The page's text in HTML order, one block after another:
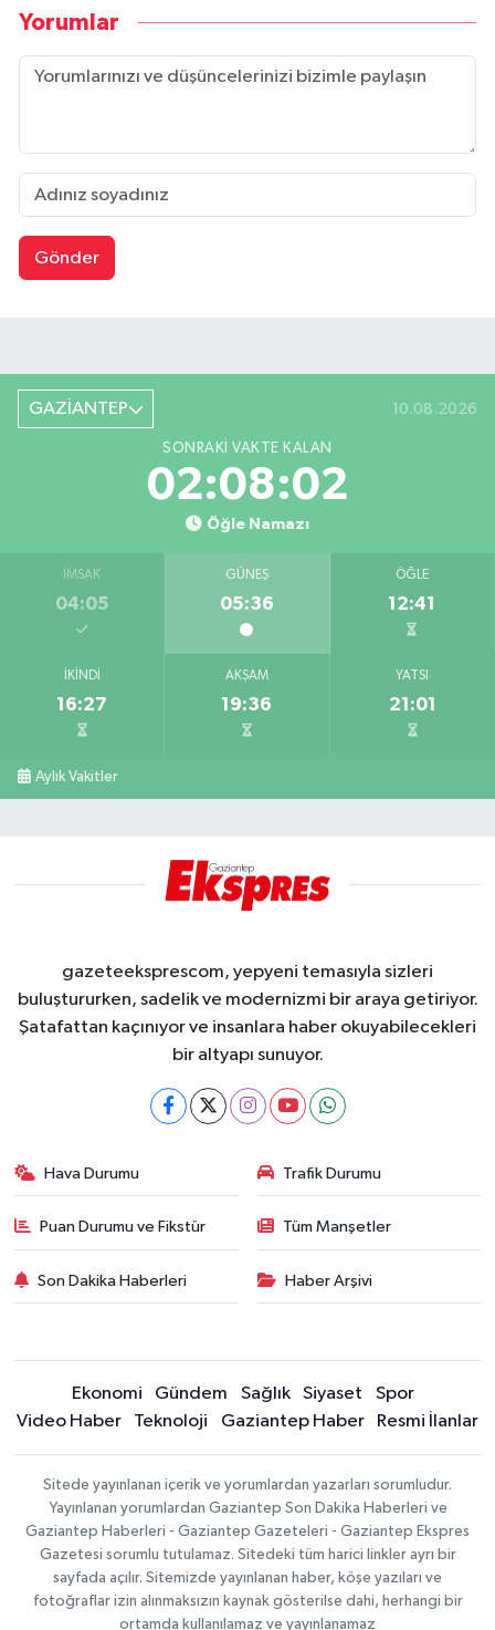
Yorumlar
Gönder
GAZİANTEP 10.08.2026
SONRAKI VAKTE KALAN
02:08:01
Öğle Namazı
İMSAK
04:05
GÜNEŞ
05:36
ÖĞLE
12:41
İKINDI
16:27
AKŞAM
19:36
YATSI
21:01
Aylık Vakitler
gazeteeksprescom, yepyeni temasıyla sizleri
buluştururken, sadelik ve modernizmi bir araya getiriyor.
Şatafattan kaçınıyor ve insanlara haber okuyabilecekleri
bir altyapı sunuyor.
Hava Durumu Trafik Durumu
Puan Durumu ve Fikstür Tüm Manşetler
Son Dakika Haberleri Haber Arşivi
Ekonomi Gündem Sağlık Siyaset
Spor
Video Haber
Teknoloji Gaziantep Haber Resmi İlanlar
Sitede yayınlanan içerik ve yorumlardan yazarları sorumludur.
Yayınlanan yorumlardan Gaziantep Son Dakika Haberleri ve
Gaziantep Haberleri - Gaziantep Gazeteleri - Gaziantep Ekspres
Gazetesi sorumlu tutulamaz. Sitedeki tüm harici linkler ayrı bir
sayfada açılır. Sitemizde yayınlanan haber, köşe yazıları ve
fotoğraflar izin alınmaksızın kaynak gösterilse dahi, herhangi bir
ortamda kullanılamaz ve yayınlanamaz